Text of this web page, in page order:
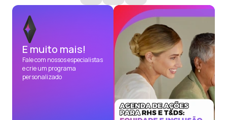
E muito mais!
Fale com nossos especialistas
e crie um programa
personalizado